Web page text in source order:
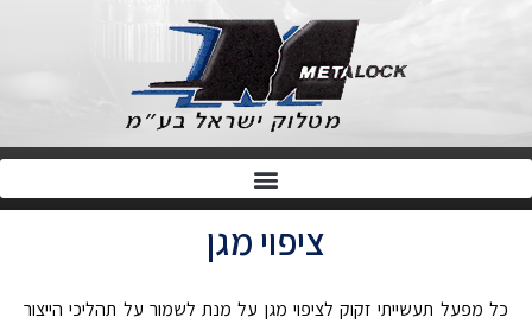
ציפוי מגן
כל מפעל תעשייתי זקוק לציפוי מגן על מנת לשמור על תהליכי הייצור